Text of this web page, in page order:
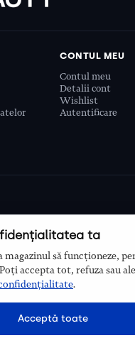
CONTUL MEU
Contul meu
Detalii cont
Wishlist
Autentificare
România
16:00
ta
magazinul să funcționeze,
accepta tot, refuza sau
.
Acceptă toate